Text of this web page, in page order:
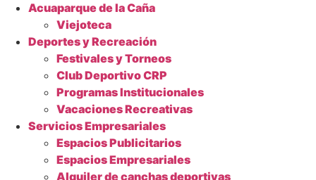
Acuaparque de la Caña
Viejoteca
Deportes y Recreación
Festivales y Torneos
Club Deportivo CRP
Programas Institucionales
Vacaciones Recreativas
Servicios Empresariales
Espacios Publicitarios
Espacios Empresariales
Alquiler de canchas deportivas